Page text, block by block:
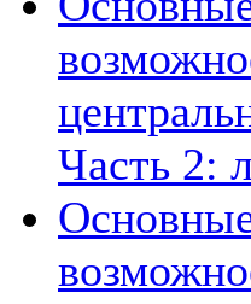
Часть 2: